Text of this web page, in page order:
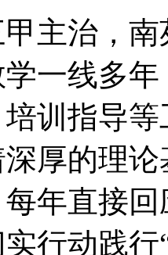
主治，
一线多
训指导
厚的理
年直接
行动践